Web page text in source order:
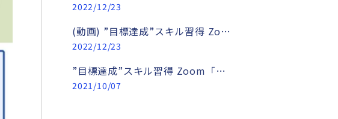
2022/12/23
(動画) ”目標達成”スキル習得 Zoom「手帳術セミナー」 〜1日たった5分で「やりたいことを実現する」ための手帳術〜
2022/12/23
”目標達成”スキル習得 Zoom「手帳術セミナー」 〜1日たった5分で「やりたいことを実現する」ための手帳術〜
2021/10/07